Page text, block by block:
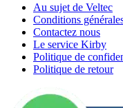
Au sujet de Veltec
Conditions
Contactez nous
Le service Kirby
Politique de
Politique de retour